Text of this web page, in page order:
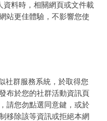
資料時，相關網頁或文件載
站更佳體驗，不影響您使
社群服務系統，於取得您
布於您的社群活動資訊頁
請您勿點選同意鍵，或於
移除該等資訊或拒絕本網